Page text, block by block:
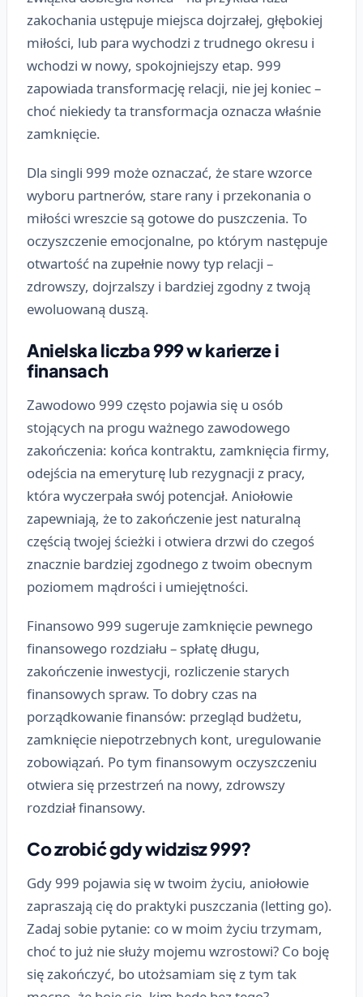
zakochania ustępuje miejsca dojrzałej, głębokiej
miłości, lub para wychodzi z trudnego okresu i
wchodzi w nowy, spokojniejszy etap. 999
zapowiada transformację relacji, nie jej koniec –
choć niekiedy ta transformacja oznacza właśnie
zamknięcie.
Dla singli 999 może oznaczać, że stare wzorce
wyboru partnerów, stare rany i przekonania o
miłości wreszcie są gotowe do puszczenia. To
oczyszczenie emocjonalne, po którym następuje
otwartość na zupełnie nowy typ relacji –
zdrowszy, dojrzalszy i bardziej zgodny z twoją
ewoluowaną duszą.
Anielska liczba 999 w karierze i
finansach
Zawodowo 999 często pojawia się u osób
stojących na progu ważnego zawodowego
zakończenia: końca kontraktu, zamknięcia firmy,
odejścia na emeryturę lub rezygnacji z pracy,
która wyczerpała swój potencjał. Aniołowie
zapewniają, że to zakończenie jest naturalną
częścią twojej ścieżki i otwiera drzwi do czegoś
znacznie bardziej zgodnego z twoim obecnym
poziomem mądrości i umiejętności.
Finansowo 999 sugeruje zamknięcie pewnego
finansowego rozdziału – spłatę długu,
zakończenie inwestycji, rozliczenie starych
finansowych spraw. To dobry czas na
porządkowanie finansów: przegląd budżetu,
zamknięcie niepotrzebnych kont, uregulowanie
zobowiązań. Po tym finansowym oczyszczeniu
otwiera się przestrzeń na nowy, zdrowszy
rozdział finansowy.
Co zrobić gdy widzisz 999?
Gdy 999 pojawia się w twoim życiu, aniołowie
zapraszają cię do praktyki puszczania (letting go).
Zadaj sobie pytanie: co w moim życiu trzymam,
choć to już nie służy mojemu wzrostowi? Co boję
się zakończyć, bo utożsamiam się z tym tak